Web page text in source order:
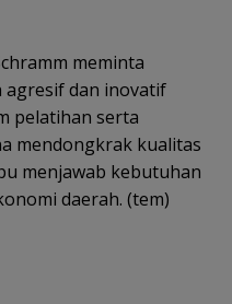
meminta
dan inovatif
pelatihan serta
mendongkrak kualitas
menjawab kebutuhan
daerah. (tem)